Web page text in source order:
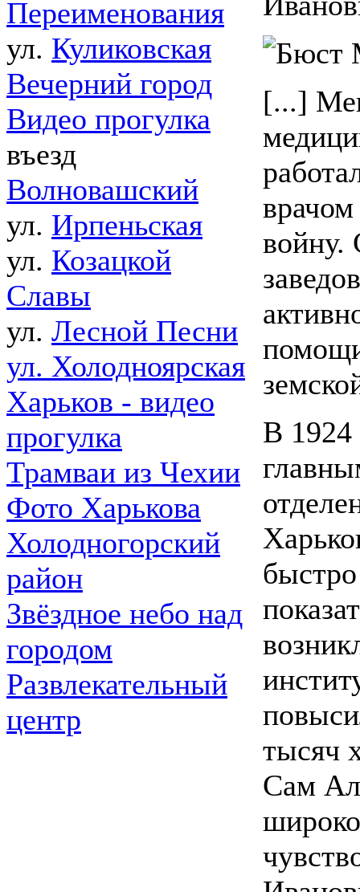
Переименования
ул. Куликовская
Вечерний город
Видео прогулка
въезд
Волновашский
ул. Ирпеньская
ул. Козацкой
Славы
ул. Лесной Песни
ул. Холодноярская
Харьков - видео
прогулка
Трамваи из Чехии
Фото Харькова
Холодногорский
район
Звёздное небо над
городом
Развлекательный
центр
[...]
войну.
В 1924
тысяч
Сам